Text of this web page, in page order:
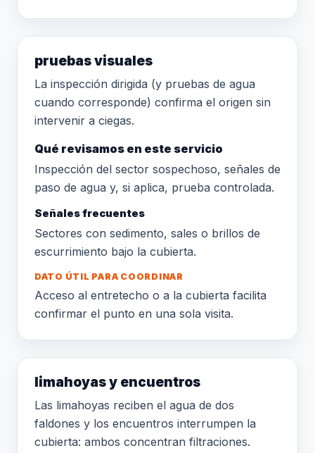
pruebas visuales
La inspección dirigida (y pruebas de agua
cuando corresponde) confirma el origen sin
intervenir a ciegas.
Qué revisamos en este servicio
Inspección del sector sospechoso, señales de
paso de agua y, si aplica, prueba controlada.
Señales frecuentes
Sectores con sedimento, sales o brillos de
escurrimiento bajo la cubierta.
DATO ÚTIL PARA COORDINAR
Acceso al entretecho o a la cubierta facilita
confirmar el punto en una sola visita.
limahoyas y encuentros
Las limahoyas reciben el agua de dos
faldones y los encuentros interrumpen la
cubierta: ambos concentran filtraciones.